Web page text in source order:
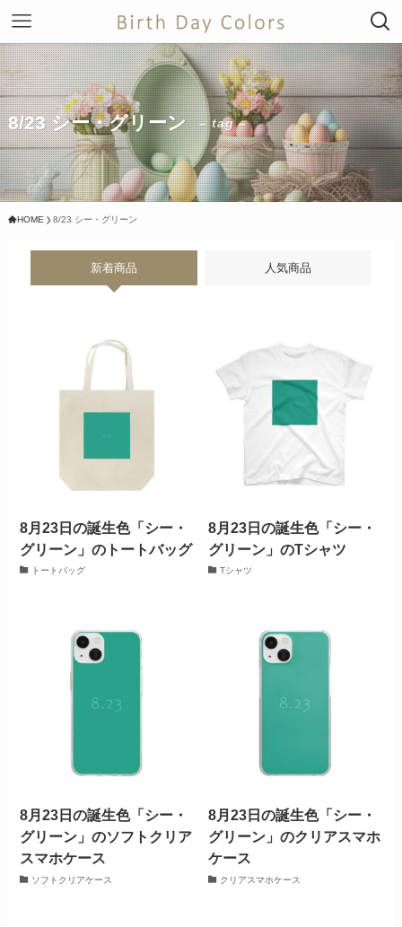
8/23 シー・グリーン – tag –
HOME 8/23 シー・グリーン
新着商品 人気商品
8月23日の誕生色「シー・
グリーン」のトートバッグ
トートバッグ
8月23日の誕生色「シー・
グリーン」のTシャツ
Tシャツ
8月23日の誕生色「シー・
グリーン」のソフトクリア
スマホケース
ソフトクリアケース
8月23日の誕生色「シー・
グリーン」のクリアスマホ
ケース
クリアスマホケース